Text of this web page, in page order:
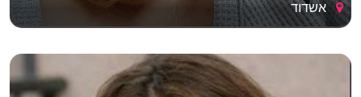
אשדוד